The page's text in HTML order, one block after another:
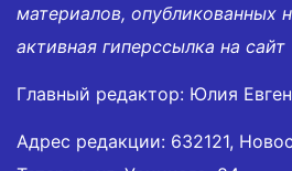
материалов, опубликованных
активная гиперссылка на сайт
Главный редактор: Юлия
Адрес редакции: 632121,